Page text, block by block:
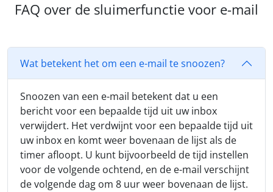
FAQ over de sluimerfunctie voor e-mail
Wat betekent het om een e-mail te snoozen?
Snoozen van een e-mail betekent dat u een
bericht voor een bepaalde tijd uit uw inbox
verwijdert. Het verdwijnt voor een bepaalde tijd uit
uw inbox en komt weer bovenaan de lijst als de
timer afloopt. U kunt bijvoorbeeld de tijd instellen
voor de volgende ochtend, en de e-mail verschijnt
de volgende dag om 8 uur weer bovenaan de lijst.